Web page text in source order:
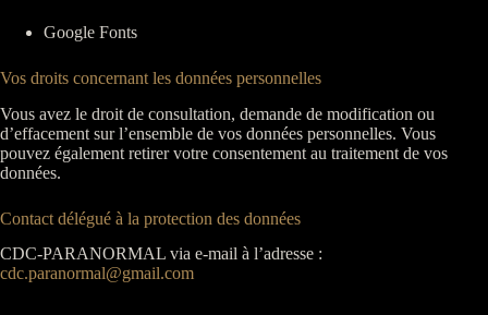
Google Fonts
Vos droits concernant les données personnelles
Vous avez le droit de consultation, demande de modification ou
d’effacement sur l’ensemble de vos données personnelles. Vous
pouvez également retirer votre consentement au traitement de vos
données.
Contact délégué à la protection des données
CDC-PARANORMAL via e-mail à l’adresse :
cdc.paranormal@gmail.com